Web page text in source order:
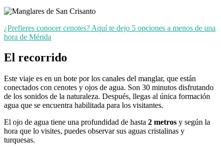
¿Prefieres conocer cenotes? Aquí te dejo 5 opciones a menos de una
hora de Mérida
El recorrido
Este viaje es en un bote por los canales del manglar, que están
conectados con cenotes y ojos de agua. Son 30 minutos disfrutando
de los sonidos de la naturaleza. Después, llegas al única formación
agua que se encuentra habilitada para los visitantes.
El ojo de agua tiene una profundidad de hasta 2 metros y según la
hora que lo visites, puedes observar sus aguas cristalinas y
turquesas.